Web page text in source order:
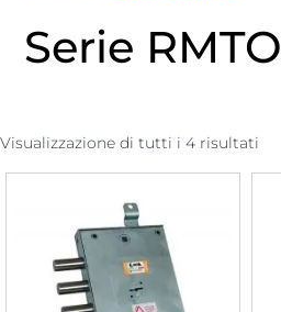
Serie RMTO
Visualizzazione di tutti i 4 risultati